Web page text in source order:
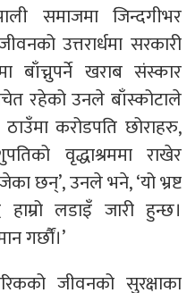
समाजमा जिन्दगीभर
उत्तरार्धमा सरकारी
बाँच्नुपर्ने खराब संस्कार
रहेको उनले बाँस्कोटाले
करोडपति छोराहरु,
वृद्धाश्रममा राखेर
छन्’, उनले भने, ‘यो भ्रष्ट
लडाइँ जारी हुन्छ।
गर्छाैंं।’
जीवनको सुरक्षाका